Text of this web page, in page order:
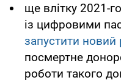
ще влітку 2021-
із цифровими
запустити новий
посмертне
роботи такого